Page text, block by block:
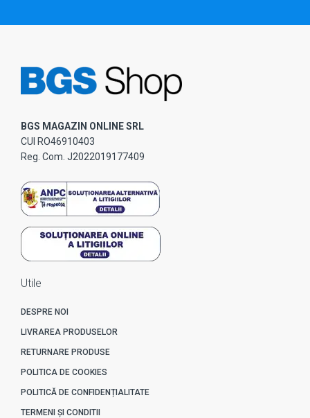
BGS MAGAZIN ONLINE SRL
CUI RO46910403
Reg. Com. J2022019177409
Utile
DESPRE NOI
LIVRAREA PRODUSELOR
RETURNARE PRODUSE
POLITICA DE COOKIES
POLITICĂ DE CONFIDENȚIALITATE
TERMENI ȘI CONDITII